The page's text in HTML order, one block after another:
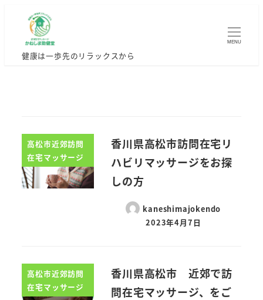
健康は一歩先のリラックスから
MENU
高松市近郊訪問
在宅マッサージ
香川県高松市訪問在宅リ
ハビリマッサージをお探
しの方
kaneshimajokendo
2023年4月7日
高松市近郊訪問
在宅マッサージ
香川県高松市 近郊で訪
問在宅マッサージ、をご